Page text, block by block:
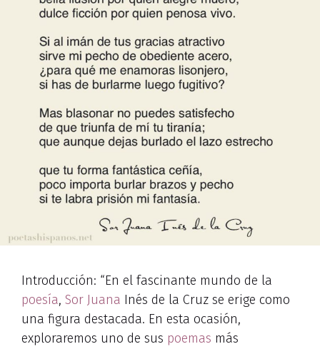
Introducción: “En el fascinante mundo de la
poesía, Sor Juana Inés de la Cruz se erige como
una figura destacada. En esta ocasión,
exploraremos uno de sus poemas más